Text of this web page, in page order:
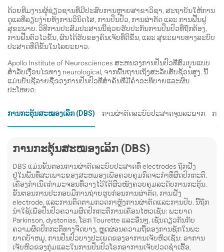
ischemic ແລະ hemorrhagic
ການບາດເຈັບຂອງສະຫມອງເຊັ່ນ: ກະໂຫຼກກະດູກ
ຫັກ, ສະຫມອງບວມ, ເລືອດອອກແລະອື່ນໆ
ສິ່ງທີ່ຄາດຫວັງ:
ຄົນເຈັບນອນຢູ່ເທິງໂຕະທີ່ເຄື່ອນຍ້າຍຜ່ານເຄື່ອງທີ່
ມີຮູບ donut. ຂັ້ນຕອນແມ່ນບໍ່ເຈັບປວດແລະ
ປົກກະຕິໃຊ້ເວລາ 10-30 ນາທີ. ສີຍ້ອມສີ
ກົງກັນຂ້າມອາດຈະຖືກສີດເຂົ້າທາງເສັ້ນເລືອດ
ເພື່ອເພີ່ມປະສິດທິພາບການເບິ່ງເຫັນຂອງເສັ້ນ
ອ່ານເພີ່ມເຕີມກ່ຽວກັບ CT Scan
2.MRI:
ການຖ່າຍຮູບດ້ວຍສຽງສະທ້ອນແມ່ເຫຼັກ (MRI)
ໃຊ້ແມ່ເຫຼັກທີ່ມີປະສິດທິພາບແລະຄື້ນວິທະຍຸເພື່ອ
ສ້າງຮູບພາບລາຍລະອຽດຂອງສະຫມອງແລະ
ເສັ້ນປະສາດກະດູກສັນຫຼັງ. ເຕັກນິກ MRI ຕ່າງໆ
ໃສ່ຫນັງ
ຖືກຮ້ອງ
ທົດສອບ
ການຕິ
2.
ການນໍາ
ການທົດ
ດ້ວຍທີມງານຜູ້ຊ່ຽວຊານທີ່ມີປະສົບການຫຼາຍສາຂາວິຊາ, ສະຖາບັນໃຫ້ການ
ດູແລທີ່ລຽບງ່າຍທັງການວິນິດໄສ, ການປິ່ນປົວ, ການຜ່າຕັດ ແລະ ການຟື້ນຟູ
ສຸຂະພາບ. ວິທີການປະສົມປະສານນີ້ຊ່ວຍຮັບປະກັນການປິ່ນປົວທີ່ຖືກຕ້ອງ,
ການຟື້ນຕົວໄວຂຶ້ນ, ຜົນໄດ້ຮັບຂອງຄົນເຈັບທີ່ດີຂຶ້ນ, ແລະ ສຸຂະພາບທາງລະບົບ
ປະສາດທີ່ດີຂຶ້ນໃນໄລຍະຍາວ.
Apollo Institute of Neurosciences ສະຫນອງການປິ່ນປົວທີ່ສົມບູນແບບ
ສໍາລັບເງື່ອນໄຂທາງ neurological, ຈາກພື້ນຖານເຖິງສະລັບສັບຊ້ອນສູງ. ນີ້
ແມ່ນບັນຊີລາຍຊື່ຂອງການປິ່ນປົວທີ່ສໍາຄັນທີ່ມີຄໍາອະທິບາຍແລະຜົນ
ປະໂຫຍດ:
ການກະຕຸ້ນສະໝອງເລິກ (DBS) ການຜ່າຕັດລະບົບປະສາດຈຸນລະພາກ ກາ
ການກະຕຸ້ນສະໝອງເລິກ (DBS)
DBS ແມ່ນຂັ້ນຕອນການຜ່າຕັດລະບົບປະສາດທີ່ electrodes ຖືກຝັງ
ຢູ່ໃນພື້ນທີ່ສະເພາະຂອງສະຫມອງເພື່ອຄວບຄຸມກິດຈະກໍາທີ່ຜິດປົກກະຕິ.
ເຄື່ອງກຳເນີດກຳມະຈອນທີ່ວາງໄວ້ໃຕ້ຜິວໜັງຄວບຄຸມລະດັບການກະຕຸ້ນ.
ຂັ້ນ​ຕອນ​ການ​ປະ​ກອບ​ມີ​ການ​ຖ່າຍ​ຮູບ​ກ່ອນ​ການ​ຜ່າ​ຕັດ​, ການ​ຝັງ
electrode​, ແລະ​ການ​ຕິດ​ຕາມ​ກວດ​ກາ​ຫຼັງ​ການ​ຜ່າ​ຕັດ​ແລະ​ການ​ປັບ​. ນີ້ຖືກ
ນໍາໃຊ້ເພື່ອປິ່ນປົວຄວາມຜິດປົກກະຕິການເຄື່ອນໄຫວເຊັ່ນ: ພະຍາດ
Parkinson, dystonias, ໂຣກ Tourette ແລະອື່ນໆ, ເຊັ່ນດຽວກັນກັບ
ຄວາມຜິດປົກກະຕິທາງຈິດບາງ, ຫຼຸດຜ່ອນຄວາມຖີ່ຂອງການຊັກໃນພະ
ຍາດບ້າຫມູ, ການປິ່ນປົວບາງປະເພດຂອງອາການເຈັບຫົວເຊັ່ນ: ອາການ
ເຈັບຫົວຂອງກຸ່ມແລະໃນການປິ່ນປົວໂຣກອາການເຈັບປວດຊໍາເຮື້ອ.